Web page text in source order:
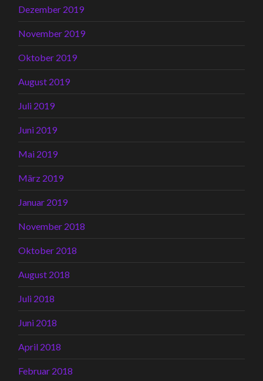
Dezember 2019
November 2019
Oktober 2019
August 2019
Juli 2019
Juni 2019
Mai 2019
März 2019
Januar 2019
November 2018
Oktober 2018
August 2018
Juli 2018
Juni 2018
April 2018
Februar 2018